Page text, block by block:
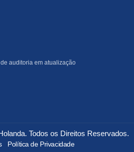
auditoria em atualização
Todos os Direitos Reservados.
Política de Privacidade